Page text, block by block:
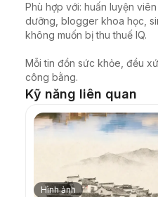
Phù hợp với: huấn luyện
dưỡng, blogger khoa học,
không muốn bị thu thuế IQ.
Mỗi tin đồn sức khỏe, đều
công bằng.
Kỹ năng liên quan
Hình ảnh